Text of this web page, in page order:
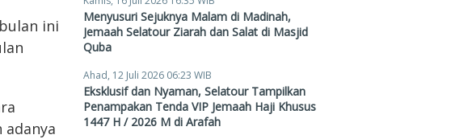
ini
Mulai Rp38,4 Juta
Menyusuri Sejuknya Malam di Madinah,
Jemaah Selatour Ziarah dan Salat di Masjid
Quba
Ahad, 12 Juli 2026 06:23 WIB
Eksklusif dan Nyaman, Selatour Tampilkan
Penampakan Tenda VIP Jemaah Haji Khusus
1447 H / 2026 M di Arafah